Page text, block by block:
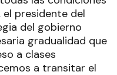
el presidente del
del gobierno
gradualidad que
a clases
a transitar el